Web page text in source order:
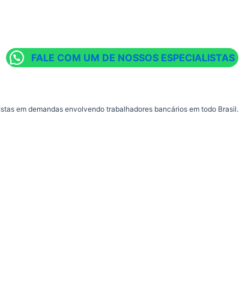
FALE COM UM DE NOSSOS ESPECIALISTAS
em demandas envolvendo trabalhadores bancários em todo Brasil.